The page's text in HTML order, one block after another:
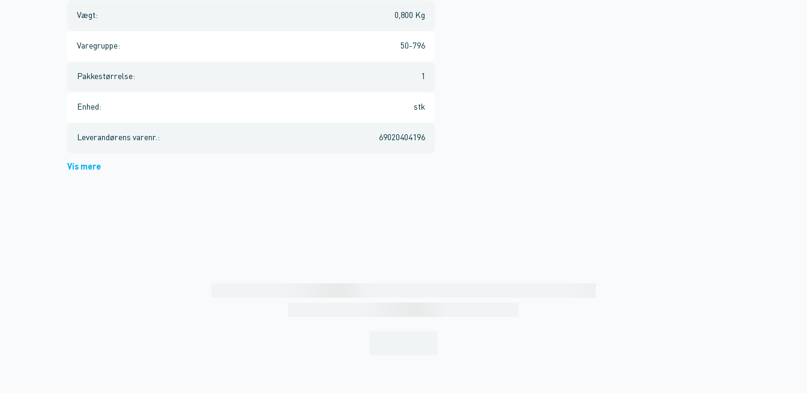
Vægt: 0,800 Kg
Varegruppe: 50-796
Pakkestørrelse: 1
Enhed : stk
Leverandørens varenr. : 69020404196
Vis mere